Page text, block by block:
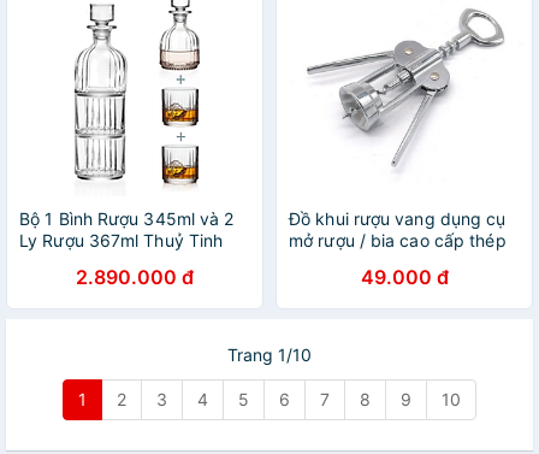
Bộ 1 Bình Rượu 345ml và 2
Ly Rượu 367ml Thuỷ Tinh
2.890.000 đ
Đồ khui rượu vang dụng cụ
mở rượu / bia cao cấp thép
49.000 đ
Trang 1/10
1 2 3 4 5 6 7 8 9 10